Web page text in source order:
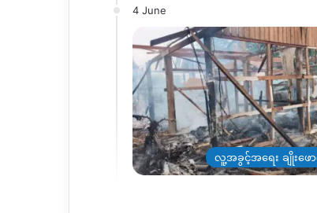
4 June
လူ့အခွင့်အရေး ချိုးဖ